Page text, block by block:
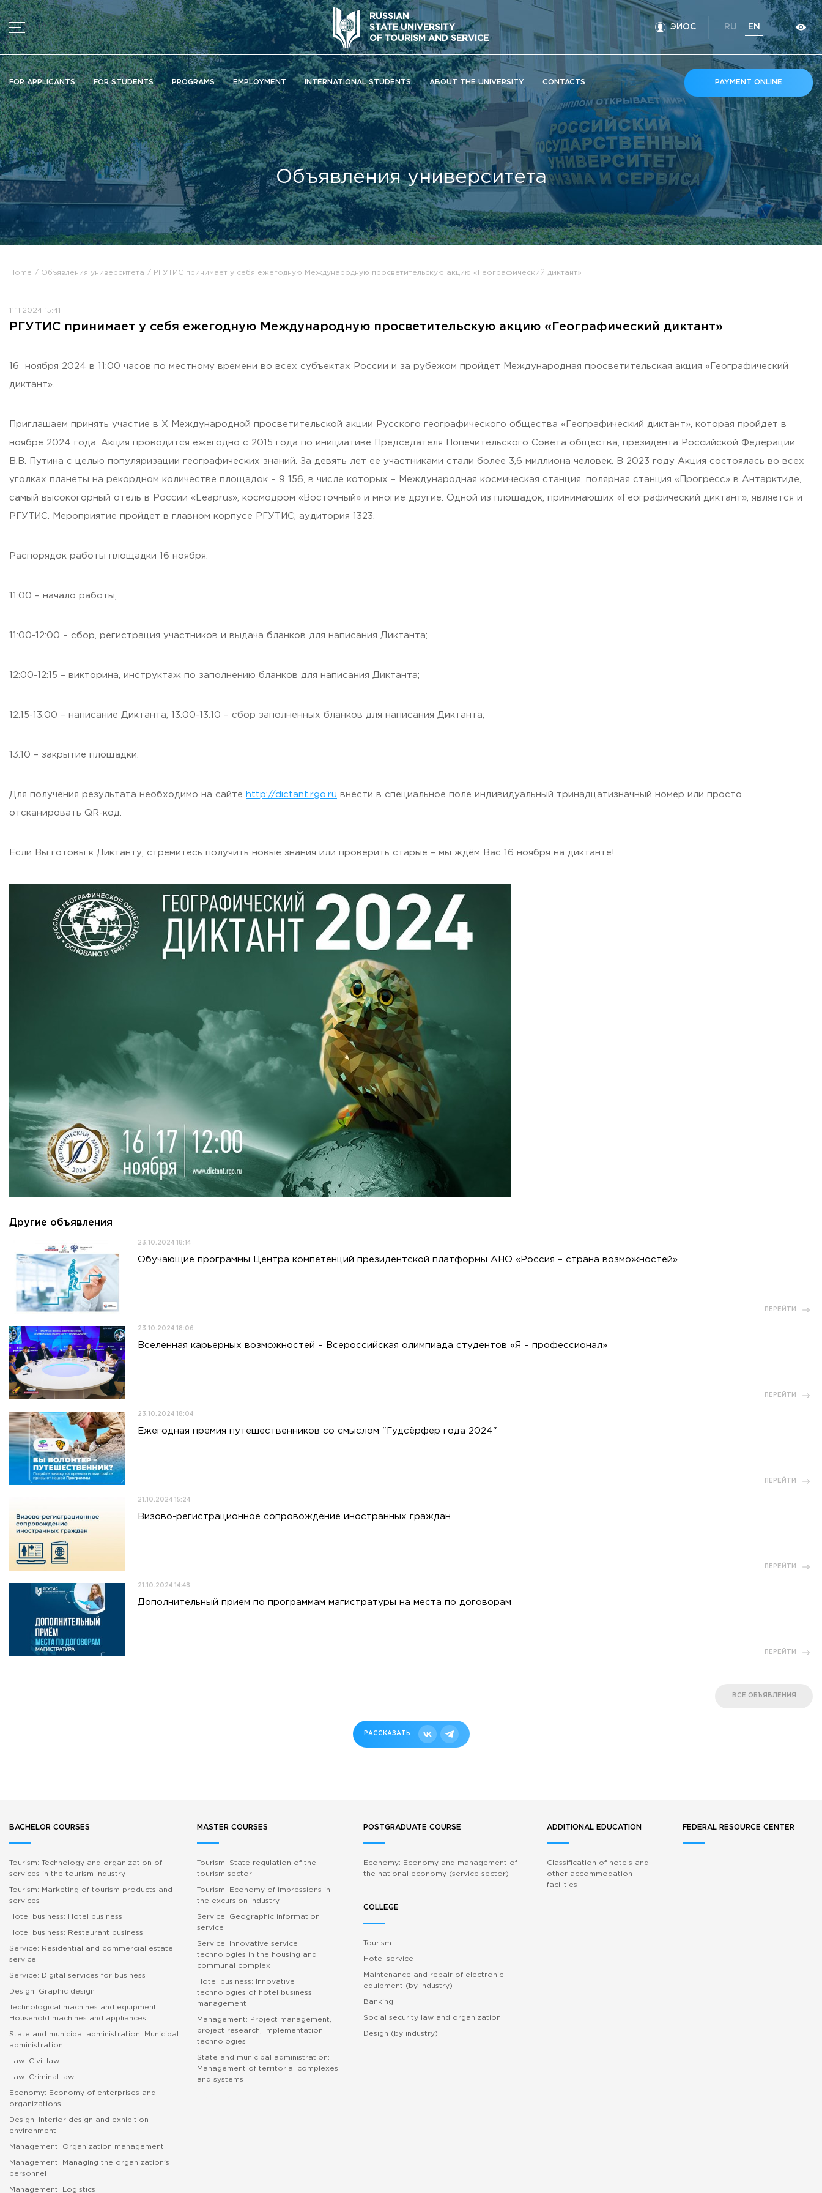
RUSSIAN
STATE UNIVERSITY
OF TOURISM AND SERVICE
ЭИОС RU EN
FOR APPLICANTS FOR STUDENTS PROGRAMS EMPLOYMENT INTERNATIONAL STUDENTS ABOUT THE UNIVERSITY CONTACTS PAYMENT ONLINE
MENU
News
Ads
Documents
Information about educational organization
Officially about admission
Scientific activity
Higher schools / Institutes / Departments
Additional education
Федеральный ресурсный центр
Вакантные места для приема (перевода)
Housing and utilities
Визово-регистрационное сопровождение иностранных граждан
Партнерские проекты
Olympiads
Corporate Identity
+7 (495) 940 83 58
Fr: from 09:00 to 16:45;
Объявления университета
Home Объявления университета РГУТИС принимает у себя ежегодную Международную просветительскую акцию «Географический диктант»
11.11.2024 15:41
РГУТИС принимает у себя ежегодную Международную просветительскую акцию «Географический диктант»
16 ноября 2024 в 11:00 часов по местному времени во всех субъектах России и за рубежом пройдет Международная просветительская акция «Географический
диктант».
Приглашаем принять участие в X Международной просветительской акции Русского географического общества «Географический диктант», которая пройдет в
ноябре 2024 года. Акция проводится ежегодно с 2015 года по инициативе Председателя Попечительского Совета общества, президента Российской Федерации
В.В. Путина с целью популяризации географических знаний. За девять лет ее участниками стали более 3,6 миллиона человек. В 2023 году Акция состоялась во всех
уголках планеты на рекордном количестве площадок – 9 156, в числе которых – Международная космическая станция, полярная станция «Прогресс» в Антарктиде,
самый высокогорный отель в России «Leaprus», космодром «Восточный» и многие другие. Одной из площадок, принимающих «Географический диктант», является и
РГУТИС. Мероприятие пройдет в главном корпусе РГУТИС, аудитория 1323.
Распорядок работы площадки 16 ноября:
11:00 – начало работы;
11:00-12:00 – сбор, регистрация участников и выдача бланков для написания Диктанта;
12:00-12:15 – викторина, инструктаж по заполнению бланков для написания Диктанта;
12:15-13:00 – написание Диктанта; 13:00-13:10 – сбор заполненных бланков для написания Диктанта;
13:10 – закрытие площадки.
Для получения результата необходимо на сайте http://dictant.rgo.ru внести в специальное поле индивидуальный тринадцатизначный номер или просто
отсканировать QR-код.
Если Вы готовы к Диктанту, стремитесь получить новые знания или проверить старые – мы ждём Вас 16 ноября на диктанте!
Другие объявления
23.10.2024 18:14
Обучающие программы Центра компетенций президентской платформы АНО «Россия – страна возможностей»
ПЕРЕЙТИ
23.10.2024 18:06
Вселенная карьерных возможностей – Всероссийская олимпиада студентов «Я – профессионал»
ПЕРЕЙТИ
23.10.2024 18:04
Ежегодная премия путешественников со смыслом "Гудсёрфер года 2024"
ПЕРЕЙТИ
21.10.2024 15:24
Визово-регистрационное сопровождение иностранных граждан
ПЕРЕЙТИ
21.10.2024 14:48
Дополнительный прием по программам магистратуры на места по договорам
ПЕРЕЙТИ
ВСЕ ОБЪЯВЛЕНИЯ
РАССКАЗАТЬ
BACHELOR COURSES
Tourism: Technology and organization of
services in the tourism industry
Tourism: Marketing of tourism products and
services
Hotel business: Hotel business
Hotel business: Restaurant business
Service: Residential and commercial estate
service
Service: Digital services for business
Design: Graphic design
Technological machines and equipment:
Household machines and appliances
State and municipal administration: Municipal
administration
Law: Civil law
Law: Criminal law
Economy: Economy of enterprises and
organizations
Design: Interior design and exhibition
environment
Management: Organization management
Management: Managing the organization's
personnel
Management: Logistics
MASTER COURSES
Tourism: State regulation of the
tourism sector
Tourism: Economy of impressions in
the excursion industry
Service: Geographic information
service
Service: Innovative service
technologies in the housing and
communal complex
Hotel business: Innovative
technologies of hotel business
management
Management: Project management,
project research, implementation
technologies
State and municipal administration:
Management of territorial complexes
and systems
POSTGRADUATE COURSE
Economy: Economy and management of
the national economy (service sector)
COLLEGE
Tourism
Hotel service
Maintenance and repair of electronic
equipment (by industry)
Banking
Social security law and organization
Design (by industry)
ADDITIONAL EDUCATION
Classification of hotels and
other accommodation
facilities
FEDERAL RESOURCE CENTER